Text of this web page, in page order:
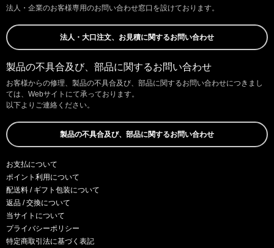
法人・企業のお客様専用のお問い合わせ窓口を設けております。
法人・大口注文、お見積に関するお問い合わせ
製品の不具合及び、部品に関するお問い合わせ
お客様からの修理、製品の不具合及び、部品に関するお問い合わせにつきまし
ては、Webサイトにて承っております。
以下よりご連絡ください。
製品の不具合及び、部品に関するお問い合わせ
お支払について
ポイント利用について
配送料 / ギフト包装について
返品 / 交換について
当サイトについて
プライバシーポリシー
特定商取引法に基づく表記